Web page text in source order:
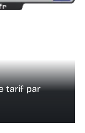
tarif par